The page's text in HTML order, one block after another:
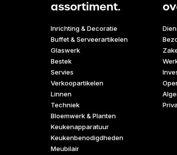
assortiment.
Inrichting & Decoratie
Buffet & Serveerartikelen
Glaswerk
Bestek
Servies
Verkoopartikelen
Linnen
Techniek
Bloemwerk & Planten
Keukenapparatuur
Keukenbenodigdheden
Meubilair